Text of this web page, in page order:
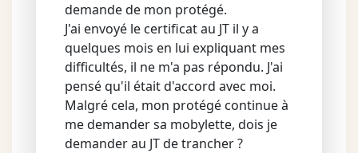
demande de mon protégé.
J'ai envoyé le certificat au JT il y a
quelques mois en lui expliquant mes
difficultés, il ne m'a pas répondu. J'ai
pensé qu'il était d'accord avec moi.
Malgré cela, mon protégé continue à
me demander sa mobylette, dois je
demander au JT de trancher ?